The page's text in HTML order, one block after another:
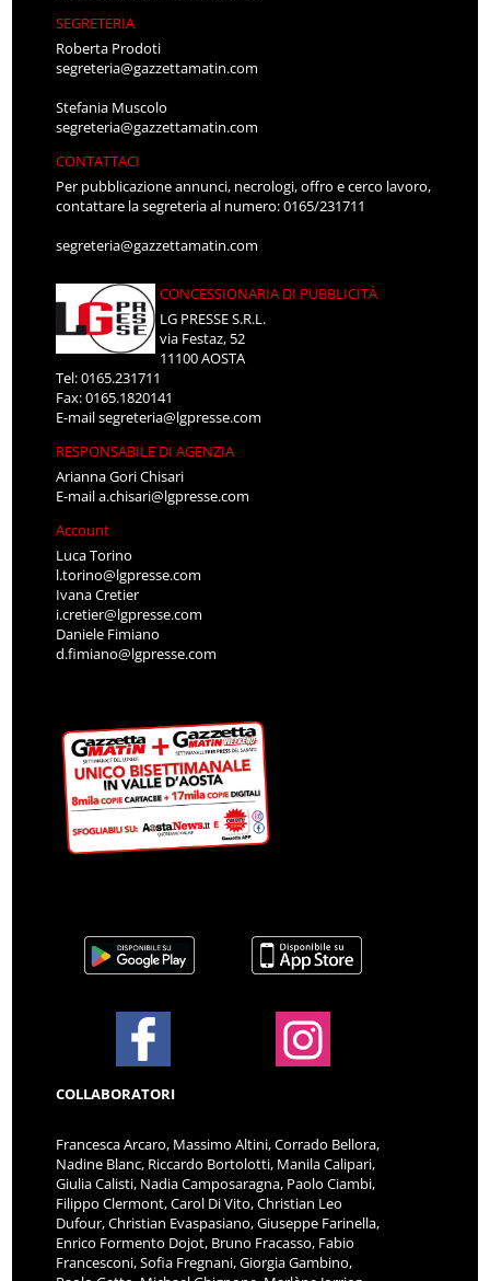
SEGRETERIA
Roberta Prodoti
segreteria@gazzettamatin.com
Stefania Muscolo
segreteria@gazzettamatin.com
CONTATTACI
Per pubblicazione annunci, necrologi, offro e cerco lavoro,
contattare la segreteria al numero: 0165/231711
segreteria@gazzettamatin.com
CONCESSIONARIA DI PUBBLICITÀ
LG PRESSE S.R.L.
via Festaz, 52
11100 AOSTA
Tel: 0165.231711
Fax: 0165.1820141
E-mailsegreteria@lgpresse.com
RESPONSABILE DI AGENZIA
Arianna Gori Chisari
E-maila.chisari@lgpresse.com
Account
Luca Torino
l.torino@lgpresse.com
Ivana Cretier
i.cretier@lgpresse.com
Daniele Fimiano
d.fimiano@lgpresse.com
COLLABORATORI
Francesca Arcaro, Massimo Altini, Corrado Bellora,
Nadine Blanc, Riccardo Bortolotti, Manila Calipari,
Giulia Calisti, Nadia Camposaragna, Paolo Ciambi,
Filippo Clermont, Carol Di Vito, Christian Leo
Dufour, Christian Evaspasiano, Giuseppe Farinella,
Enrico Formento Dojot, Bruno Fracasso, Fabio
Francesconi, Sofia Fregnani, Giorgia Gambino,